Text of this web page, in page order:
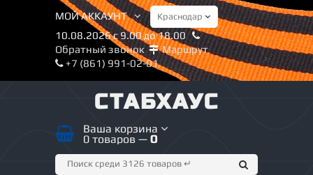
МОЙ АККАУНТ
10.08.2026 с 9.00 до 18.00
Обратный звонок
Маршрут
+7 (861) 991-02-01
СТАБХАУС
Ваша корзина
0 товаров — 0